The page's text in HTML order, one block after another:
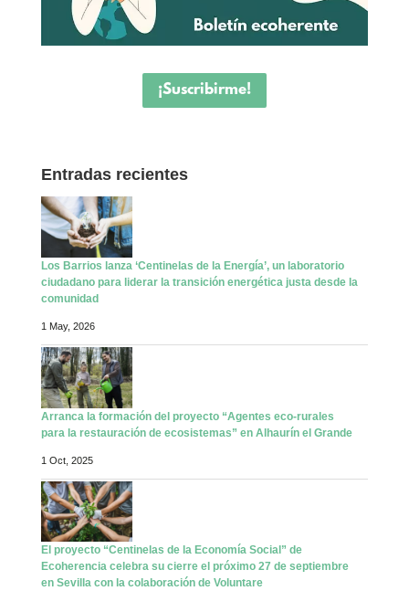
¡Suscribirme!
Entradas recientes
Los Barrios lanza ‘Centinelas de la Energía’, un laboratorio
ciudadano para liderar la transición energética justa desde la
comunidad
1 May, 2026
Arranca la formación del proyecto “Agentes eco-rurales
para la restauración de ecosistemas” en Alhaurín el Grande
1 Oct, 2025
El proyecto “Centinelas de la Economía Social” de
Ecoherencia celebra su cierre el próximo 27 de septiembre
en Sevilla con la colaboración de Voluntare